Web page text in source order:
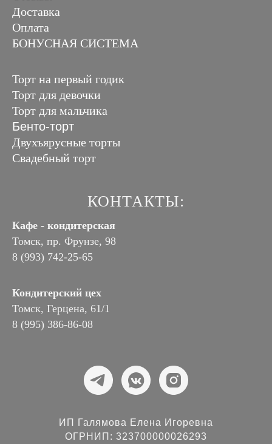
Доставка
Оплата
БОНУСНАЯ СИСТЕМА
Торт на первый годик
Торт для девочки
Торт для мальчика
Бенто-торт
Двухъярусные торты
Свадебный торт
КОНТАКТЫ:
Кафе - кондитерская
Томск, пр. Фрунзе, 98
8 (993) 742-25-65
Кондитерский цех
Томск, Герцена, 61/1
8 (995) 386-86-08
ИП Галямова Елена Игоревна
ОГРНИП: 323700000026293